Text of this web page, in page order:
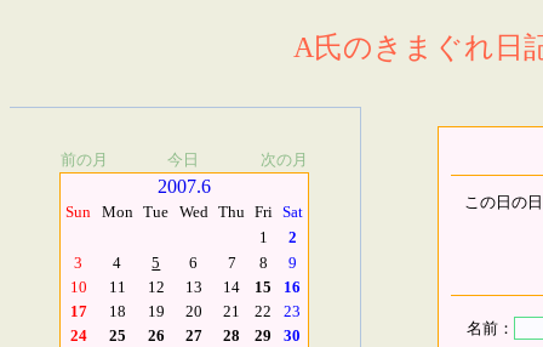
A氏のきまぐれ日
前の月 今日 次の月
2007.6
Sun Mon Tue Wed Thu Fri Sat
1
2
3
4 5 6 7 8
9
10
11 12 13 14 15
16
17
18 19 20 21 22
23
24
25 26 27 28 29 30
この日の
名前：